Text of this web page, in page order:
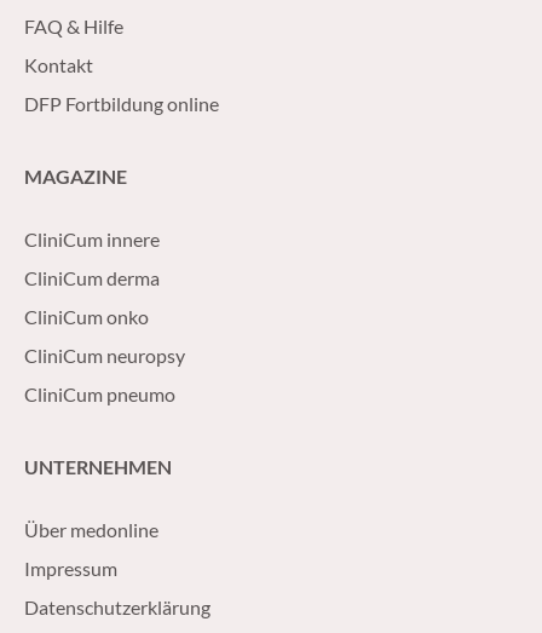
FAQ & Hilfe
Kontakt
DFP Fortbildung online
MAGAZINE
CliniCum innere
CliniCum derma
CliniCum onko
CliniCum neuropsy
CliniCum pneumo
UNTERNEHMEN
Über medonline
Impressum
Datenschutzerklärung